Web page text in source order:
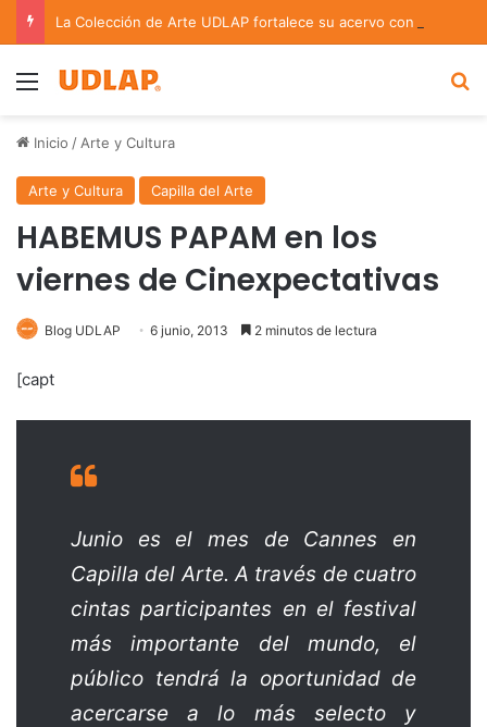
Menu
Inicio / Arte y Cultura
Arte y Cultura Capilla del Arte
HABEMUS PAPAM en los
viernes de Cinexpectativas
Blog UDLAP 6 junio, 2013 2 minutos de lectura
[capt
Junio es el mes de Cannes en
Capilla del Arte. A través de cuatro
cintas participantes en el festival
más importante del mundo, el
público tendrá la oportunidad de
acercarse a lo más selecto y